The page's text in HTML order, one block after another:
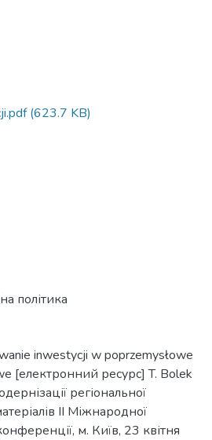
(623.7 KB)
політика
inwestycji w poprzemysłowe
[електронний ресурс] T. Bolek
регіональної
ІІ Міжнародної
м. Київ, 23 квітня